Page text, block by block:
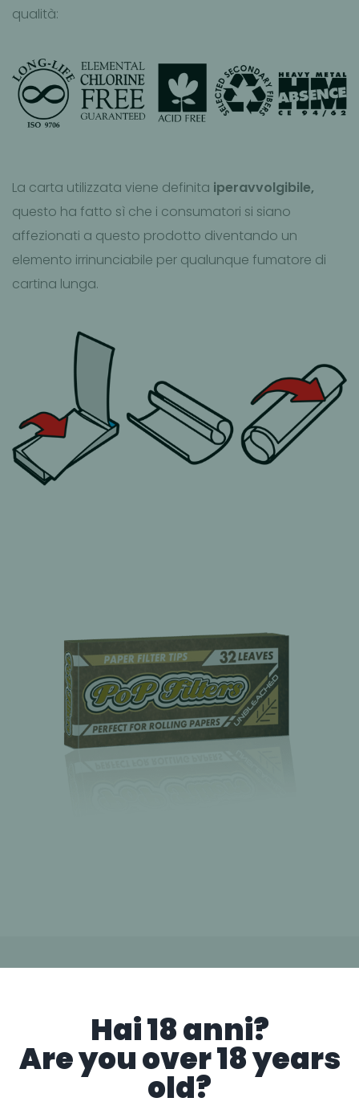
Hai 18 anni?
Are you over 18 years
old?
qualità:
La carta utilizzata viene definita iperavvolgibile,
questo ha fatto sì che i consumatori si siano
affezionati a questo prodotto diventando un
elemento irrinunciabile per qualunque fumatore di
cartina lunga.